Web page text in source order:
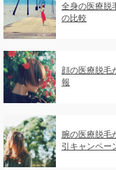
全身の医療脱
の比較
顔の医療脱毛
報
腕の医療脱毛
引キャンペー